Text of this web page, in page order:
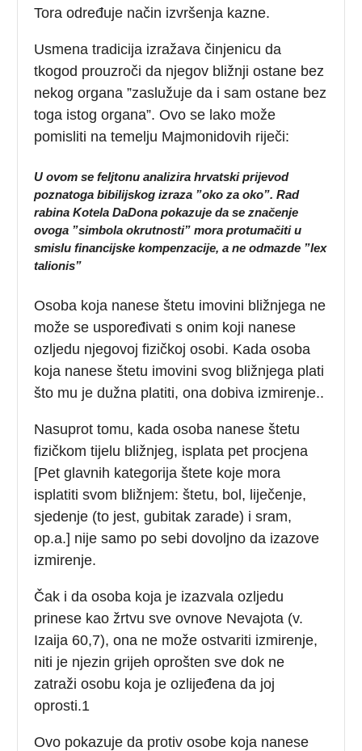
Tora određuje način izvršenja kazne.
Usmena tradicija izražava činjenicu da
tkogod prouzroči da njegov bližnji ostane bez
nekog organa ”zaslužuje da i sam ostane bez
toga istog organa”. Ovo se lako može
pomisliti na temelju Majmonidovih riječi:
U ovom se feljtonu analizira hrvatski prijevod
poznatoga bibilijskog izraza ”oko za oko”. Rad
rabina Kotela DaDona pokazuje da se značenje
ovoga ”simbola okrutnosti” mora protumačiti u
smislu financijske kompenzacije, a ne odmazde ”lex
talionis”
Osoba koja nanese štetu imovini bližnjega ne
može se uspoređivati s onim koji nanese
ozljedu njegovoj fizičkoj osobi. Kada osoba
koja nanese štetu imovini svog bližnjega plati
što mu je dužna platiti, ona dobiva izmirenje..
Nasuprot tomu, kada osoba nanese štetu
fizičkom tijelu bližnjeg, isplata pet procjena
[Pet glavnih kategorija štete koje mora
isplatiti svom bližnjem: štetu, bol, liječenje,
sjedenje (to jest, gubitak zarade) i sram,
op.a.] nije samo po sebi dovoljno da izazove
izmirenje.
Čak i da osoba koja je izazvala ozljedu
prinese kao žrtvu sve ovnove Nevajota (v.
Izaija 60,7), ona ne može ostvariti izmirenje,
niti je njezin grijeh oprošten sve dok ne
zatraži osobu koja je ozlijeđena da joj
oprosti.1
Ovo pokazuje da protiv osobe koja nanese